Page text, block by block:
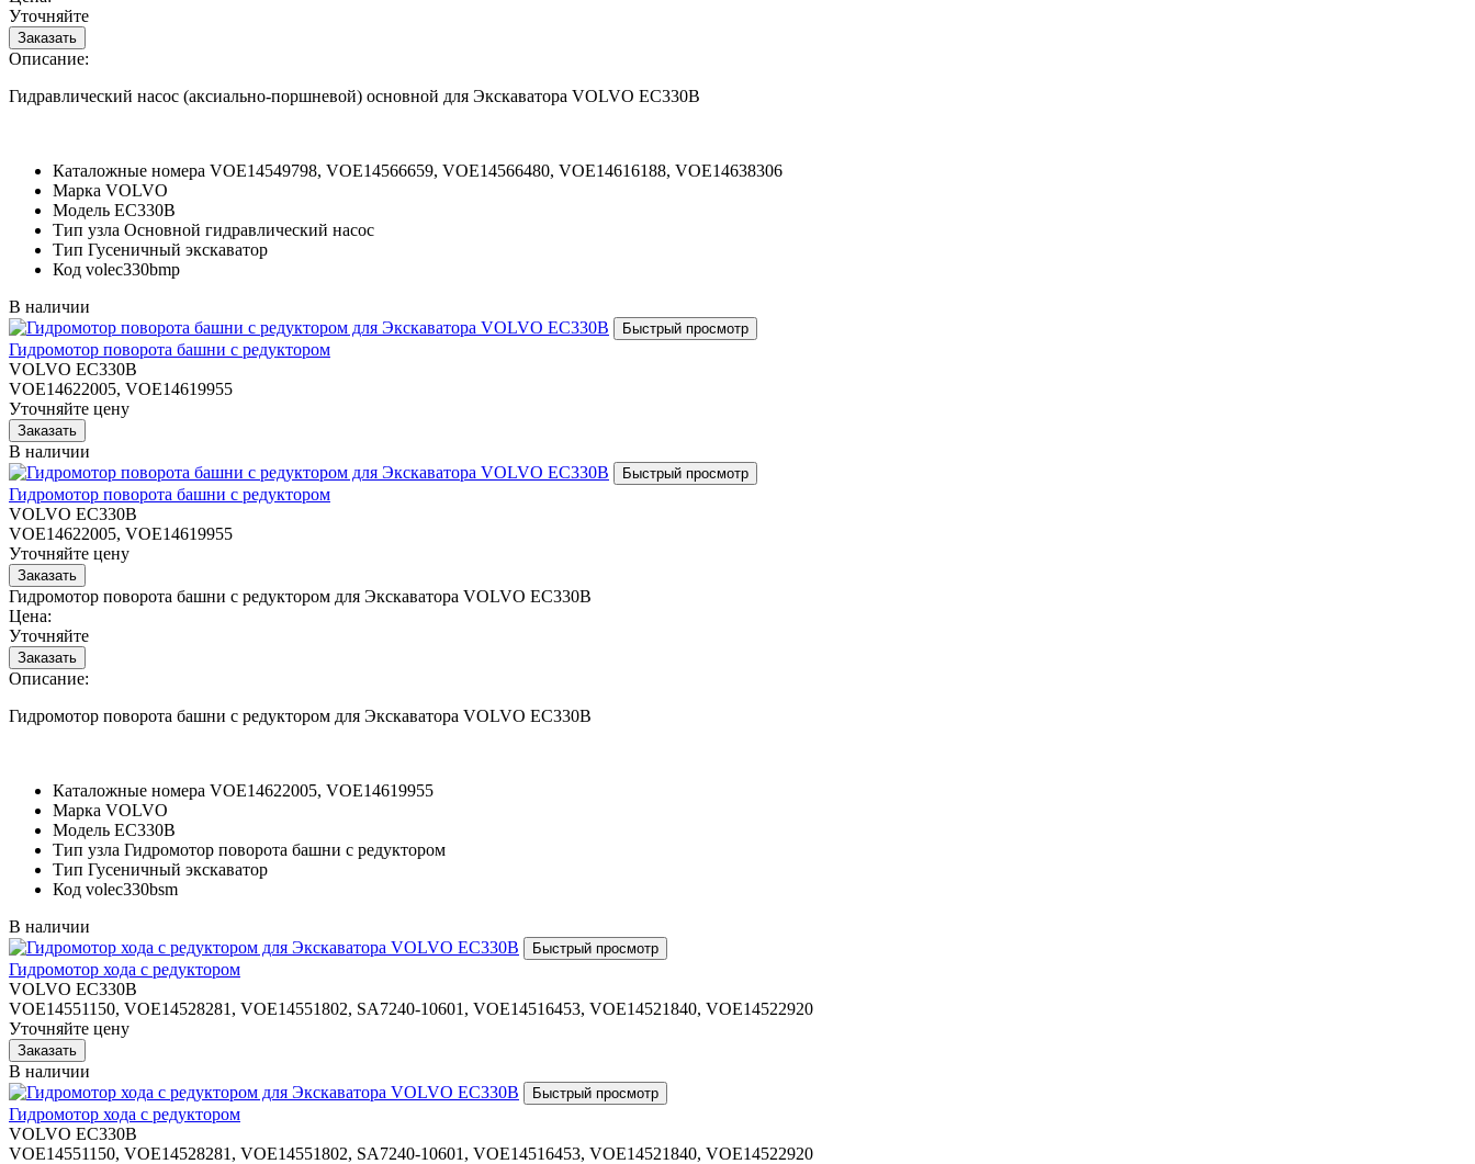
Уточняйте
Описание:
Гидравлический насос (аксиально-поршневой) основной для Экскаватора VOLVO EC330B
Каталожные номера VOE14549798, VOE14566659, VOE14566480, VOE14616188, VOE14638306
Марка VOLVO
Модель EC330B
Тип узла Основной гидравлический насос
Тип Гусеничный экскаватор
Код volec330bmp
В наличии
Гидромотор поворота башни с редуктором
VOLVO EC330B
VOE14622005, VOE14619955
Уточняйте цену
В наличии
Гидромотор поворота башни с редуктором
VOLVO EC330B
VOE14622005, VOE14619955
Уточняйте цену
Гидромотор поворота башни с редуктором для Экскаватора VOLVO EC330B
Цена:
Уточняйте
Описание:
Гидромотор поворота башни с редуктором для Экскаватора VOLVO EC330B
Каталожные номера VOE14622005, VOE14619955
Марка VOLVO
Модель EC330B
Тип узла Гидромотор поворота башни с редуктором
Тип Гусеничный экскаватор
Код volec330bsm
В наличии
Гидромотор хода с редуктором
VOLVO EC330B
VOE14551150, VOE14528281, VOE14551802, SA7240-10601, VOE14516453, VOE14521840, VOE14522920
Уточняйте цену
В наличии
Гидромотор хода с редуктором
VOLVO EC330B
VOE14551150, VOE14528281, VOE14551802, SA7240-10601, VOE14516453, VOE14521840, VOE14522920